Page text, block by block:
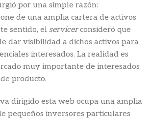
por una simple razón:
de una amplia cartera de activos
sentido, el servicerconsideró que
dar visibilidad a dichos activos para
interesados. La realidad es
muy importante de interesados
producto.
dirigido esta web ocupa una amplia
pequeños inversores particulares